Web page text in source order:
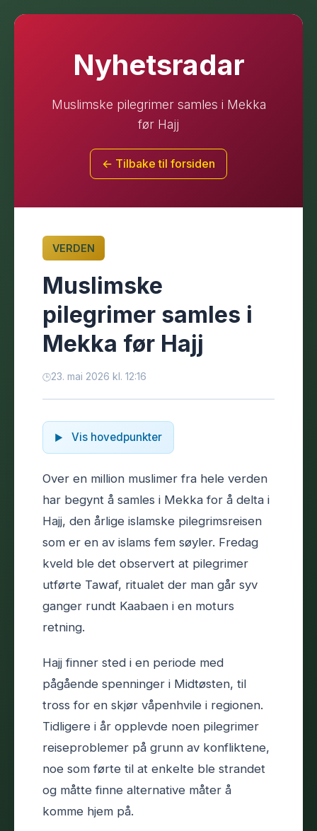
Nyhetsradar
Muslimske pilegrimer samles i Mekka
før Hajj
← Tilbake til forsiden
VERDEN
Muslimske
pilegrimer samles i
Mekka før Hajj
23. mai 2026 kl. 12:16
Vis hovedpunkter
Over en million muslimer fra hele verden
har begynt å samles i Mekka for å delta i
Hajj, den årlige islamske pilegrimsreisen
som er en av islams fem søyler. Fredag
kveld ble det observert at pilegrimer
utførte Tawaf, ritualet der man går syv
ganger rundt Kaabaen i en moturs
retning.
Hajj finner sted i en periode med
pågående spenninger i Midtøsten, til
tross for en skjør våpenhvile i regionen.
Tidligere i år opplevde noen pilegrimer
reiseproblemer på grunn av konfliktene,
noe som førte til at enkelte ble strandet
og måtte finne alternative måter å
komme hjem på.